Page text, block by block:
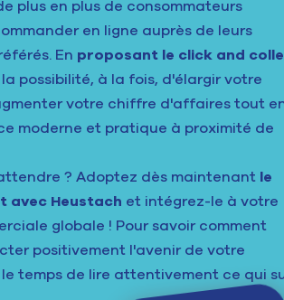
plus en plus de consommateurs
en ligne auprès de leurs
En proposant le click and
possibilité, à la fois, d'élargir votre
votre chiffre d'affaires tout
moderne et pratique à proximité de
? Adoptez dès maintenant le
avec Heustach et intégrez-le à votre
globale ! Pour savoir comment
positivement l'avenir de votre
temps de lire attentivement ce qui